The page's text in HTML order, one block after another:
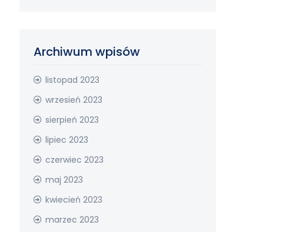
Archiwum wpisów
listopad 2023
wrzesień 2023
sierpień 2023
lipiec 2023
czerwiec 2023
maj 2023
kwiecień 2023
marzec 2023